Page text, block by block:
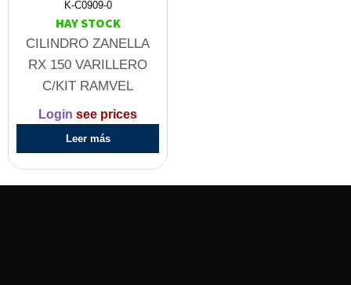
K-C0909-0
HAY STOCK
CILINDRO ZANELLA
RX 150 VARILLERO
C/KIT RAMVEL
Login see prices
Leer más